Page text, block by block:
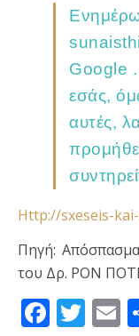
Google .
εσάς,
αυτές,
Http://sxeseis-
Πηγή:
του Δρ. ΡΟΝ